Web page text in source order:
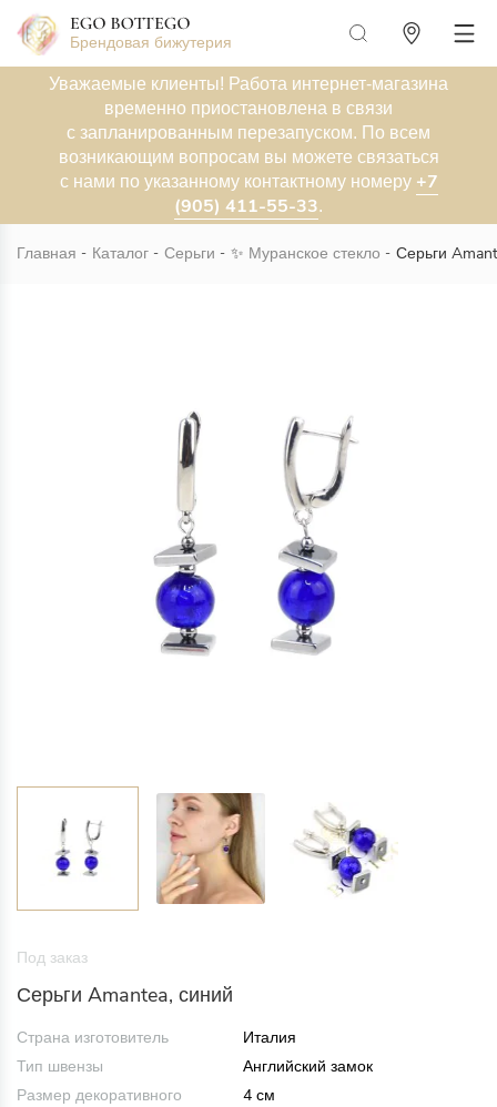
Брендовая бижутерия
Уважаемые клиенты! Работа интернет-магазина
временно приостановлена в связи
с запланированным перезапуском. По всем
возникающим вопросам вы можете связаться
с нами по указанному контактному номеру +7
(905) 411-55-33.
Главная Каталог Серьги ✨ Муранское стекло Серьги
Под заказ
Серьги Amantea, синий
Страна изготовитель
Италия
Тип швензы
Английский замок
Размер декоративного
4 см